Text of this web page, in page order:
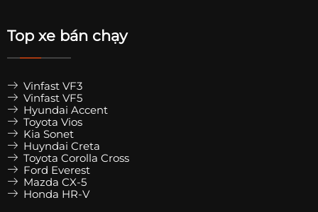
Top xe bán chạy
Vinfast VF3
Vinfast VF5
Hyundai Accent
Toyota Vios
Kia Sonet
Huyndai Creta
Toyota Corolla Cross
Ford Everest
Mazda CX-5
Honda HR-V